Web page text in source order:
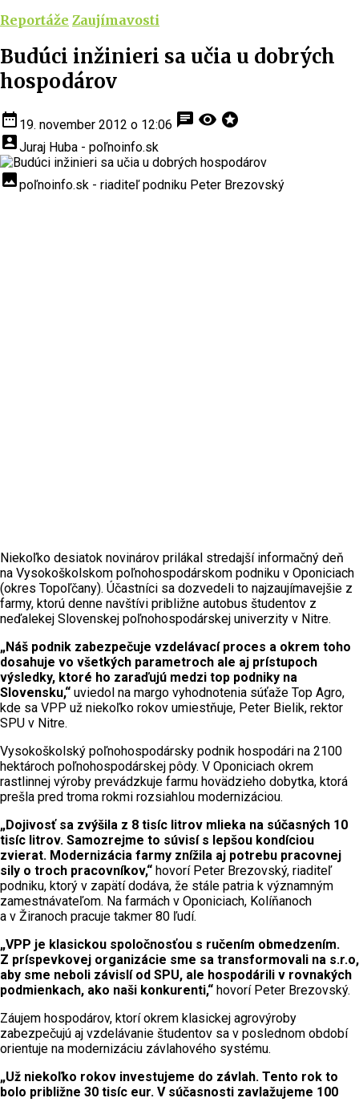
Reportáže Zaujímavosti
Budúci inžinieri sa učia u dobrých
hospodárov
date_range 19. november 2012 o 12:06 chat visibility stars
account_boxJuraj Huba - poľnoinfo.sk
insert_photopoľnoinfo.sk - riaditeľ podniku Peter Brezovský
Niekoľko desiatok novinárov prilákal stredajší informačný deň
na Vysokoškolskom poľnohospodárskom podniku v Oponiciach
(okres Topoľčany). Účastníci sa dozvedeli to najzaujímavejšie z
farmy, ktorú denne navštívi približne autobus študentov z
neďalekej Slovenskej poľnohospodárskej univerzity v Nitre.
„Náš podnik zabezpečuje vzdelávací proces a okrem toho
dosahuje vo všetkých parametroch ale aj prístupoch
výsledky, ktoré ho zaraďujú medzi top podniky na
Slovensku,“ uviedol na margo vyhodnotenia súťaže Top Agro,
kde sa VPP už niekoľko rokov umiestňuje, Peter Bielik, rektor
SPU v Nitre.
Vysokoškolský poľnohospodársky podnik hospodári na 2100
hektároch poľnohospodárskej pôdy. V Oponiciach okrem
rastlinnej výroby prevádzkuje farmu hovädzieho dobytka, ktorá
prešla pred troma rokmi rozsiahlou modernizáciou.
„Dojivosť sa zvýšila z 8 tisíc litrov mlieka na súčasných 10
tisíc litrov. Samozrejme to súvisí s lepšou kondíciou
zvierat. Modernizácia farmy znížila aj potrebu pracovnej
sily o troch pracovníkov,“ hovorí Peter Brezovský, riaditeľ
podniku, ktorý v zapätí dodáva, že stále patria k významným
zamestnávateľom. Na farmách v Oponiciach, Kolíňanoch
a v Žiranoch pracuje takmer 80 ľudí.
„VPP je klasickou spoločnosťou s ručením obmedzením.
Z príspevkovej organizácie sme sa transformovali na s.r.o,
aby sme neboli závislí od SPU, ale hospodárili v rovnakých
podmienkach, ako naši konkurenti,“ hovorí Peter Brezovský.
Záujem hospodárov, ktorí okrem klasickej agrovýroby
zabezpečujú aj vzdelávanie študentov sa v poslednom období
orientuje na modernizáciu závlahového systému.
„Už niekoľko rokov investujeme do závlah. Tento rok to
bolo približne 30 tisíc eur. V súčasnosti zavlažujeme 100